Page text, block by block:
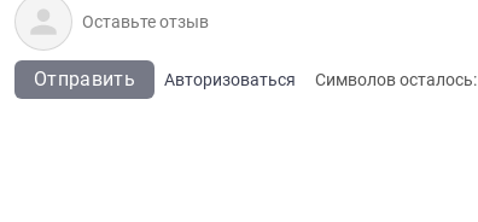
Отправить Авторизоваться Символов осталось: